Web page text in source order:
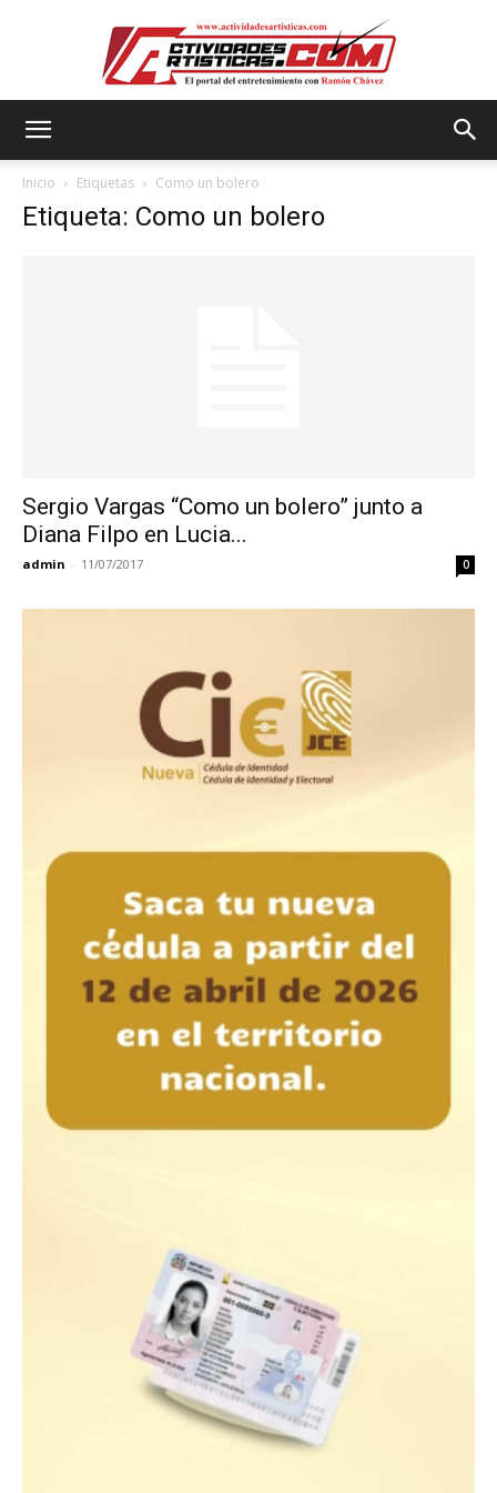
Inicio Etiquetas Como un bolero
Etiqueta: Como un bolero
Sergio Vargas “Como un bolero” junto a
Diana Filpo en Lucia...
admin - 11/07/2017 0